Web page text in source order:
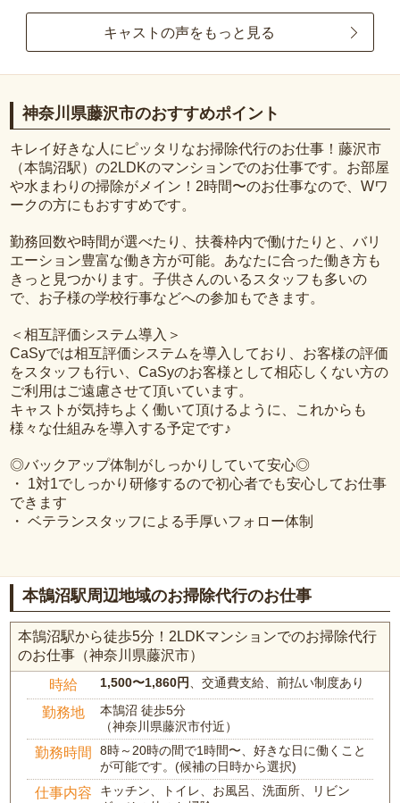
キャストの声をもっと見る
神奈川県藤沢市のおすすめポイント
キレイ好きな人にピッタリなお掃除代行のお仕事！藤沢市
（本鵠沼駅）の2LDKのマンションでのお仕事です。お部屋
や水まわりの掃除がメイン！2時間〜のお仕事なので、Wワ
ークの方にもおすすめです。
勤務回数や時間が選べたり、扶養枠内で働けたりと、バリ
エーション豊富な働き方が可能。あなたに合った働き方も
きっと見つかります。子供さんのいるスタッフも多いの
で、お子様の学校行事などへの参加もできます。
＜相互評価システム導入＞
CaSyでは相互評価システムを導入しており、お客様の評価
をスタッフも行い、CaSyのお客様として相応しくない方の
ご利用はご遠慮させて頂いています。
キャストが気持ちよく働いて頂けるように、これからも
様々な仕組みを導入する予定です♪
◎バックアップ体制がしっかりしていて安心◎
・ 1対1でしっかり研修するので初心者でも安心してお仕事
できます
・ ベテランスタッフによる手厚いフォロー体制
本鵠沼駅周辺地域のお掃除代行のお仕事
本鵠沼駅から徒歩5分！2LDKマンションでのお掃除代行
のお仕事（神奈川県藤沢市）
時給 1,500〜1,860円、交通費支給、前払い制度あり
勤務地
本鵠沼 徒歩5分
（神奈川県藤沢市付近）
勤務時間
8時～20時の間で1時間〜、好きな日に働くこと
が可能です。(候補の日時から選択)
仕事内容
キッチン、トイレ、お風呂、洗面所、リビン